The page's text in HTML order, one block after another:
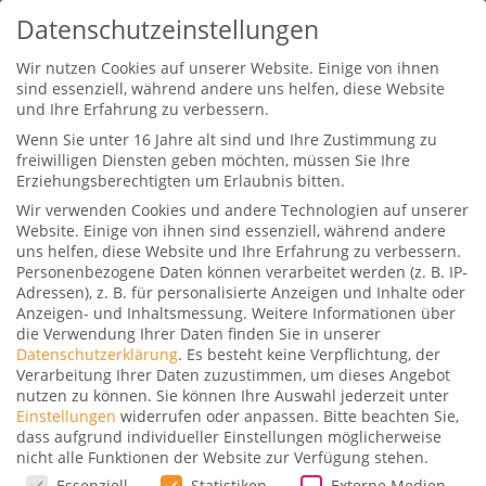
United Airlines Event in New
York: Mega-Deal für A321 Neo
und 787-9
Gepostet vonDominik| 4. Oktober 2023|0 |
United Airlines hat bei einem exklusiven Event
Datenschutzeinstellungen
Wir nutzen Cookies auf unserer Website. Einige von ihnen
sind essenziell, während andere uns helfen, diese Website
und Ihre Erfahrung zu verbessern.
Wenn Sie unter 16 Jahre alt sind und Ihre Zustimmung zu
freiwilligen Diensten geben möchten, müssen Sie Ihre
Erziehungsberechtigten um Erlaubnis bitten.
Wir verwenden Cookies und andere Technologien auf unserer
Website. Einige von ihnen sind essenziell, während andere
uns helfen, diese Website und Ihre Erfahrung zu verbessern.
Personenbezogene Daten können verarbeitet werden (z. B. IP-
Adressen), z. B. für personalisierte Anzeigen und Inhalte oder
Anzeigen- und Inhaltsmessung. Weitere Informationen über
die Verwendung Ihrer Daten finden Sie in unserer
Datenschutzerklärung. Es besteht keine Verpflichtung, der
Verarbeitung Ihrer Daten zuzustimmen, um dieses Angebot
nutzen zu können. Sie können Ihre Auswahl jederzeit unter
Einstellungen widerrufen oder anpassen. Bitte beachten Sie,
dass aufgrund individueller Einstellungen möglicherweise
nicht alle Funktionen der Website zur Verfügung stehen.
Datenschutzeinstellungen